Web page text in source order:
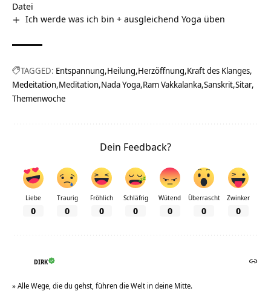
Datei
Ich werde was ich bin + ausgleichend Yoga üben
TAGGED: Entspannung Heilung Herzöffnung Kraft des Klanges
Medeitation Meditation Nada Yoga Ram Vakkalanka Sanskrit Sitar
Themenwoche
Dein Feedback?
Liebe
0
Traurig
0
Fröhlich
0
Schläfrig
0
Wütend
0
Überrascht
0
Zwinker
0
DIRK
» Alle Wege, die du gehst, führen die Welt in deine Mitte.